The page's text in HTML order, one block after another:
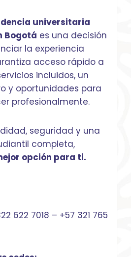
universitaria
Bogotá es una decisión
la experiencia
acceso rápido a
incluidos, un
y oportunidades para
profesionalmente.
seguridad y una
completa,
opción para ti.
622 7018 – +57 321 765